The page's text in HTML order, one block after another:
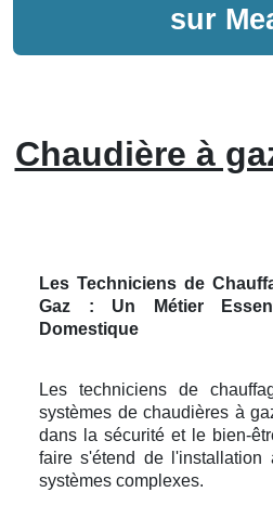
sur
Chaudière à
Les Techniciens de
Gaz : Un Métier
Domestique
Les techniciens de
systèmes de chaudières à
dans la sécurité et le bien-
faire s'étend de
systèmes complexes.